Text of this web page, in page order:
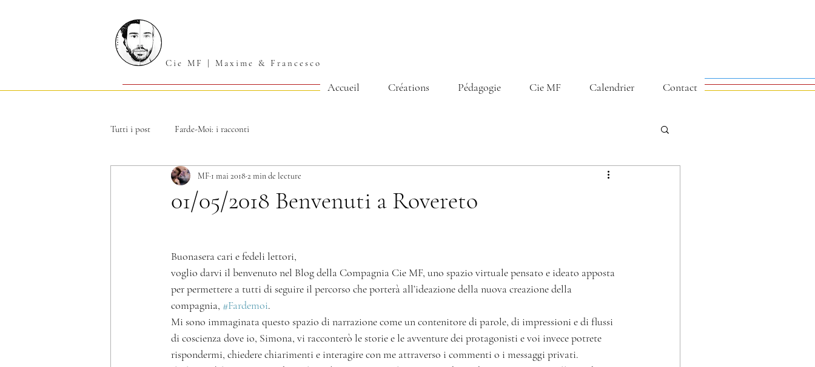
Cie MF | Maxime & Francesco
Accueil Créations Pédagogie Cie MF Calendrier Contact
Tutti i post Farde-Moi: i racconti
01/05/2018 Benvenuti a Rovereto
MF 1 mai 20182 min de lecture
Buonasera cari e fedeli lettori,
voglio darvi il benvenuto nel Blog della Compagnia Cie MF, uno spazio virtuale pensato e ideato apposta
per permettere a tutti di seguire il percorso che porterà all’ideazione della nuova creazione della
compagnia, #Fardemoi.
Mi sono immaginata questo spazio di narrazione come un contenitore di parole, di impressioni e di flussi
di coscienza dove io, Simona, vi racconterò le storie e le avventure dei protagonisti e voi invece potrete
rispondermi, chiedere chiarimenti e interagire con me attraverso i commenti o i messaggi privati.